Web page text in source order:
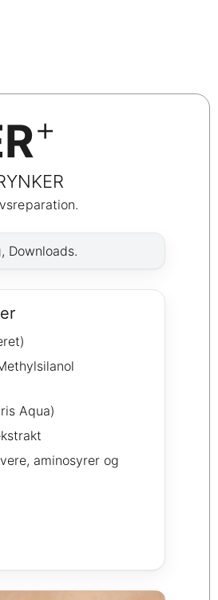
+
Downloads.
Aqua)
aminosyrer og